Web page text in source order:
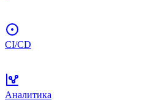
CI/CD
Аналитика